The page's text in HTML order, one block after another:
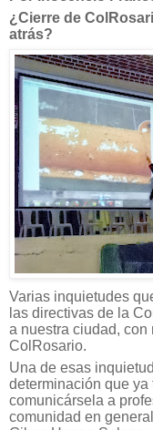
¿Cierre de
atrás?
Varias inquietudes
las directivas de la
a nuestra ciudad,
ColRosario.
Una de esas
determinación que
comunicársela a
comunidad en